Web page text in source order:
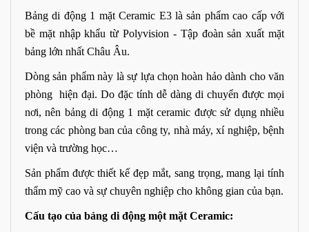
Bảng di động 1 mặt Ceramic E3 là sản phẩm cao cấp với
bề mặt nhập khẩu từ Polyvision - Tập đoàn sản xuất mặt
bảng lớn nhất Châu Âu.
Dòng sản phẩm này là sự lựa chọn hoàn hảo dành cho văn
phòng hiện đại. Do đặc tính dễ dàng di chuyển được mọi
nơi, nên bảng di động 1 mặt ceramic được sử dụng nhiều
trong các phòng ban của công ty, nhà máy, xí nghiệp, bệnh
viện và trường học…
Sản phẩm được thiết kế đẹp mắt, sang trọng, mang lại tính
thẩm mỹ cao và sự chuyên nghiệp cho không gian của bạn.
Cấu tạo của bảng di động một mặt Ceramic: